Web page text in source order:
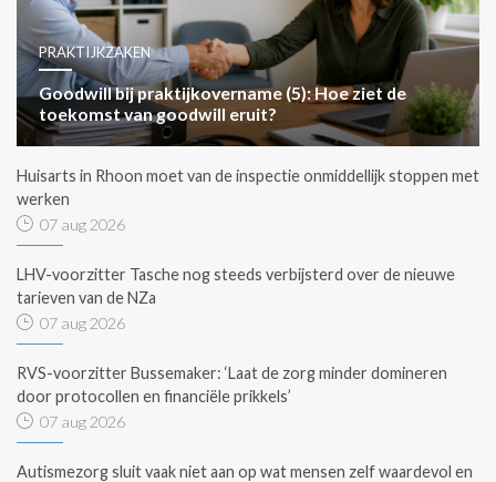
PRAKTIJKZAKEN
Goodwill bij praktijkovername (5): Hoe ziet de
toekomst van goodwill eruit?
Huisarts in Rhoon moet van de inspectie onmiddellijk stoppen met
werken
07 aug 2026
LHV-voorzitter Tasche nog steeds verbijsterd over de nieuwe
tarieven van de NZa
07 aug 2026
RVS-voorzitter Bussemaker: ‘Laat de zorg minder domineren
door protocollen en financiële prikkels’
07 aug 2026
Autismezorg sluit vaak niet aan op wat mensen zelf waardevol en